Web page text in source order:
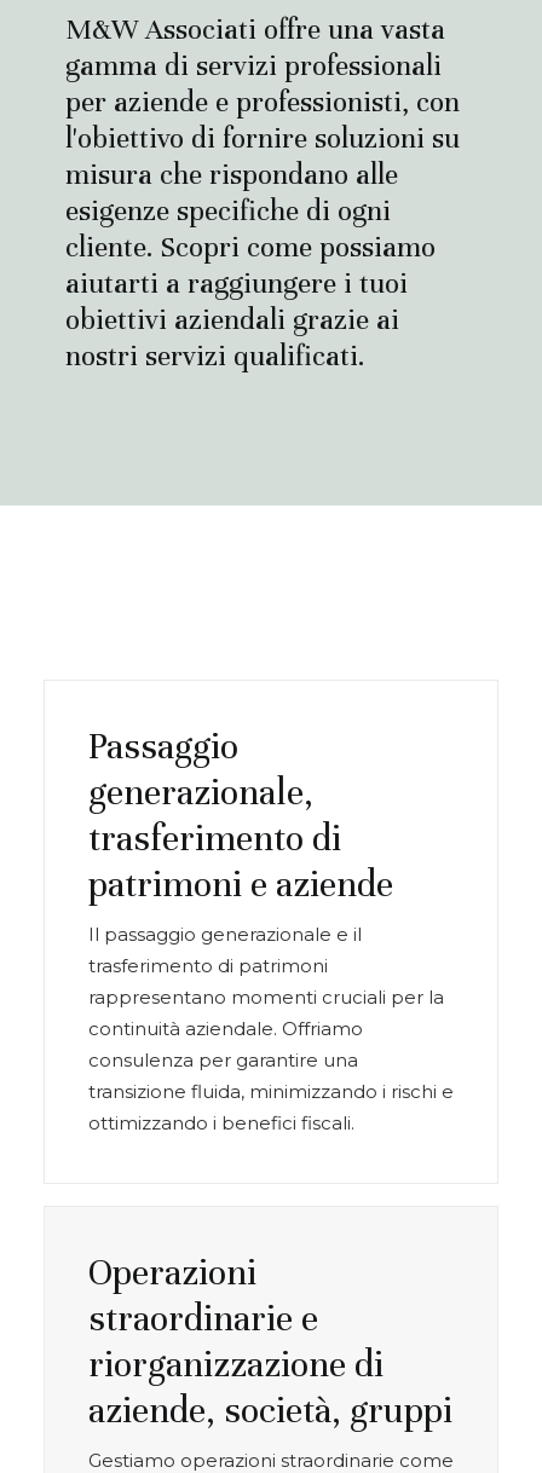
M&W Associati offre una vasta
gamma di servizi professionali
per aziende e professionisti, con
l'obiettivo di fornire soluzioni su
misura che rispondano alle
esigenze specifiche di ogni
cliente. Scopri come possiamo
aiutarti a raggiungere i tuoi
obiettivi aziendali grazie ai
nostri servizi qualificati.
Passaggio
generazionale,
trasferimento di
patrimoni e aziende
Il passaggio generazionale e il
trasferimento di patrimoni
rappresentano momenti cruciali per la
continuità aziendale. Offriamo
consulenza per garantire una
transizione fluida, minimizzando i rischi e
ottimizzando i benefici fiscali.
Operazioni
straordinarie e
riorganizzazione di
aziende, società, gruppi
Gestiamo operazioni straordinarie come